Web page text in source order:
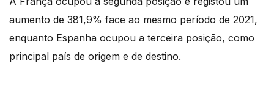
aumento de 381,9% face ao mesmo período de 2021,
enquanto Espanha ocupou a terceira posição, como
principal país de origem e de destino.